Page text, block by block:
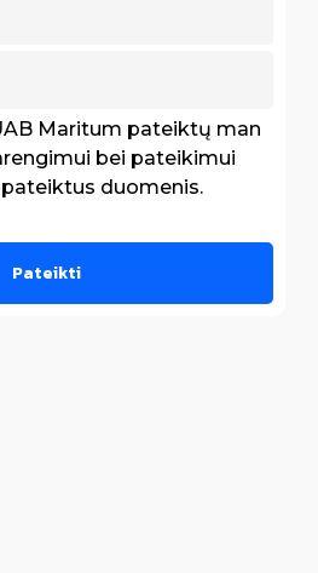
Maritum pateiktų man
bei pateikimui
duomenis.